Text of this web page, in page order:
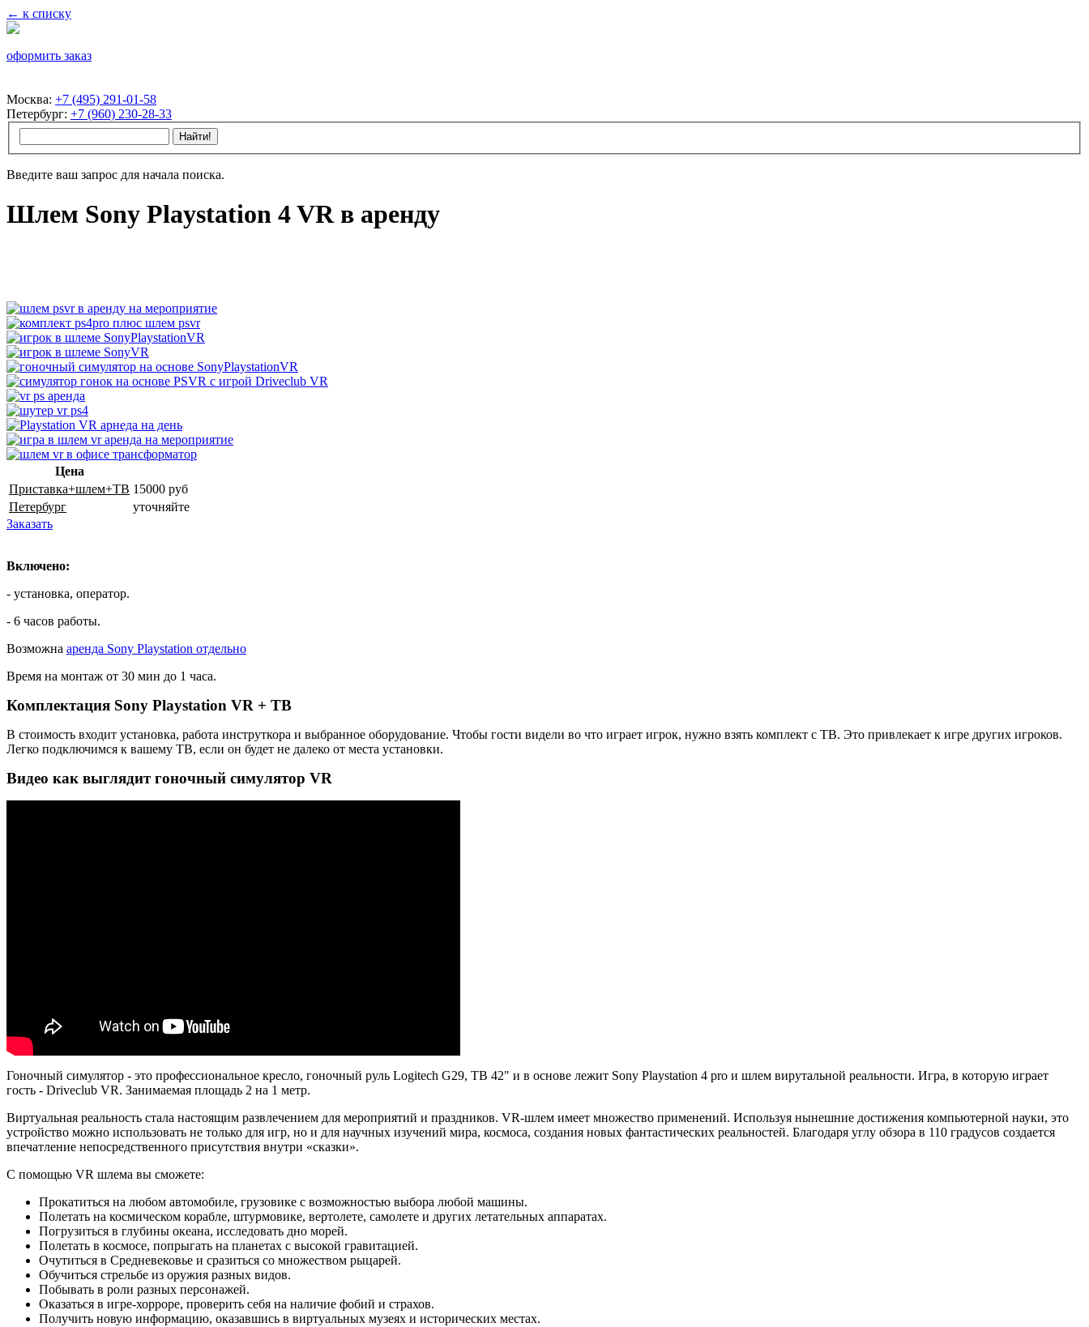
← к списку
оформить заказ
Москва: +7 (495) 291-01-58
Петербург: +7 (960) 230-28-33
Введите ваш запрос для начала поиска.
Шлем Sony Playstation 4 VR в аренду
Цена
Приставка+шлем+ТВ 15000 руб
Петербург
уточняйте
Заказать
Включено:
- установка, оператор.
- 6 часов работы.
Возможна аренда Sony Playstation отдельно
Время на монтаж от 30 мин до 1 часа.
Комплектация Sony Playstation VR + ТВ
В стоимость входит установка, работа инструткора и выбранное оборудование. Чтобы гости видели во что играет игрок, нужно взять комплект с ТВ. Это привлекает к игре других игроков.
Легко подключимся к вашему ТВ, если он будет не далеко от места установки.
Видео как выглядит гоночный симулятор VR
Гоночный симулятор - это профессиональное кресло, гоночный руль Logitech G29, ТВ 42" и в основе лежит Sony Playstation 4 pro и шлем вирутальной реальности. Игра, в которую играет
гость - Driveclub VR. Занимаемая площадь 2 на 1 метр.
Виртуальная реальность стала настоящим развлечением для мероприятий и праздников. VR-шлем имеет множество применений. Используя нынешние достижения компьютерной науки, это
устройство можно использовать не только для игр, но и для научных изучений мира, космоса, создания новых фантастических реальностей. Благодаря углу обзора в 110 градусов создается
впечатление непосредственного присутствия внутри «сказки».
С помощью VR шлема вы сможете:
Прокатиться на любом автомобиле, грузовике с возможностью выбора любой машины.
Полетать на космическом корабле, штурмовике, вертолете, самолете и других летательных аппаратах.
Погрузиться в глубины океана, исследовать дно морей.
Полетать в космосе, попрыгать на планетах с высокой гравитацией.
Очутиться в Средневековье и сразиться со множеством рыцарей.
Обучиться стрельбе из оружия разных видов.
Побывать в роли разных персонажей.
Оказаться в игре-хорроре, проверить себя на наличие фобий и страхов.
Получить новую информацию, оказавшись в виртуальных музеях и исторических местах.